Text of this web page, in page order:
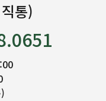
통)